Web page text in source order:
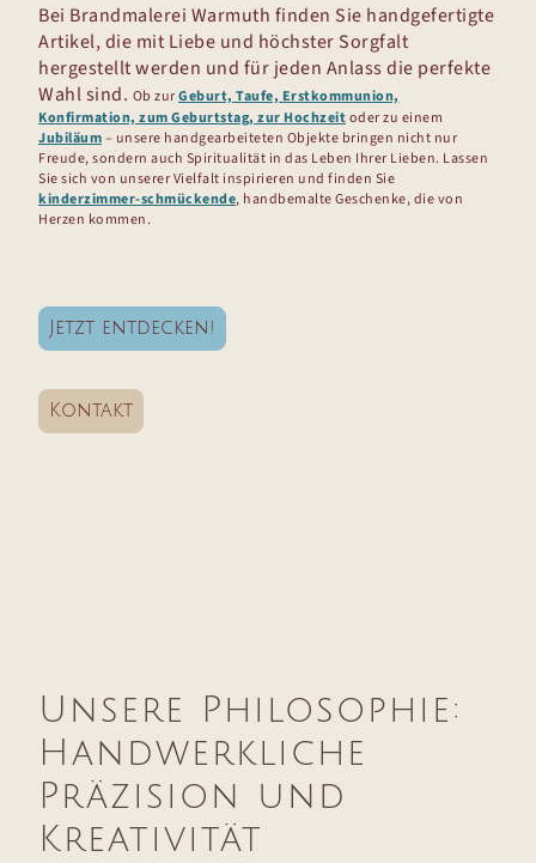
Bei Brandmalerei Warmuth finden Sie handgefertigte
Artikel, die mit Liebe und höchster Sorgfalt
hergestellt werden und für jeden Anlass die perfekte
Wahl sind. Ob zurGeburt, Taufe, Erstkommunion,
Konfirmation, zum Geburtstag, zur Hochzeitoder zu einem
Jubiläum– unsere handgearbeiteten Objekte bringen nicht nur
Freude, sondern auch Spiritualität in das Leben Ihrer Lieben. Lassen
Sie sich von unserer Vielfalt inspirieren und finden Sie
kinderzimmer-schmückende, handbemalte Geschenke, die von
Herzen kommen.
Jetzt entdecken!
Kontakt
Unsere Philosophie:
Handwerkliche
Präzision und
Kreativität